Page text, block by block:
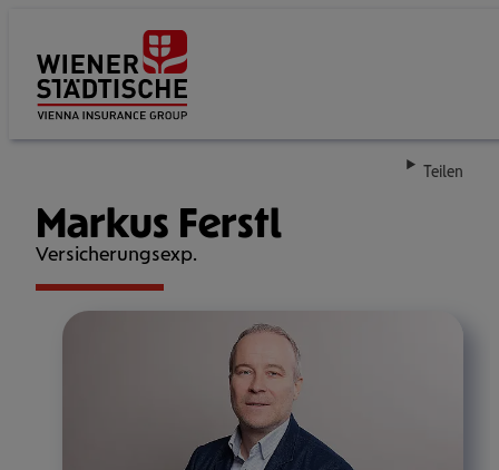
Teilen
Markus Ferstl
Versicherungsexp.